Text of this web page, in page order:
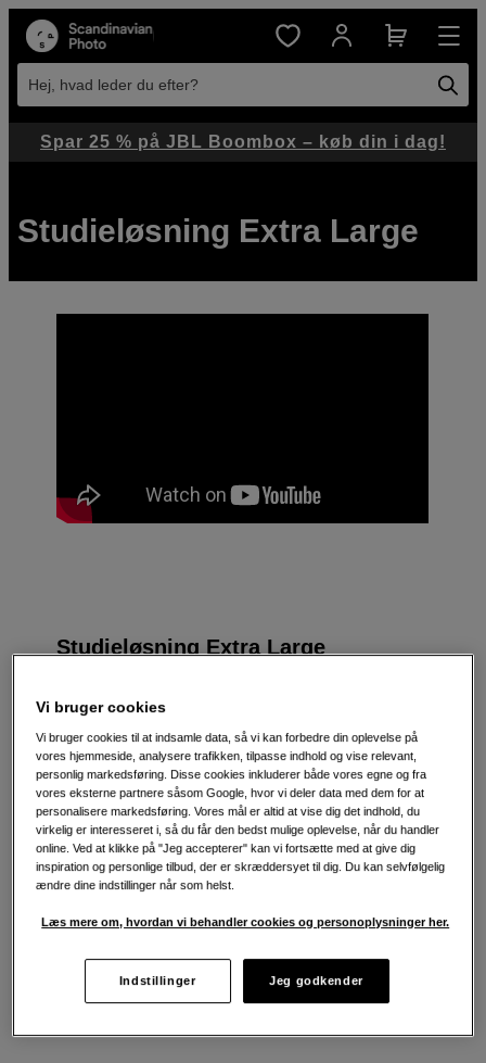
Hej, hvad leder du efter?
Studieløsning Extra Large
Studieløsning Extra Large
Vores største og mest avancerede løsning til
professionelle produktioner. Den giver dig
kameraer i verdensklasse, belysning designet til
større rum og intercom til problemfri
kommunikation mellem produktionsteamet og de
personer, der er i optagelsen - alt det, du har
brug for, for at give dig de bedst mulige
betingelser for en vellykket produktion.
Ud over denne studioløsning har vi også flere
Hvis du har specifikke krav, kan vi også
behov.
Spar 25 % på JBL Boombox – køb din i dag!
Vi bruger cookies
Vi bruger cookies til at indsamle data, så vi kan forbedre din oplevelse på
vores hjemmeside, analysere trafikken, tilpasse indhold og vise relevant,
personlig markedsføring. Disse cookies inkluderer både vores egne og fra
vores eksterne partnere såsom Google, hvor vi deler data med dem for at
personalisere markedsføring. Vores mål er altid at vise dig det indhold, du
virkelig er interesseret i, så du får den bedst mulige oplevelse, når du handler
online. Ved at klikke på "Jeg accepterer" kan vi fortsætte med at give dig
inspiration og personlige tilbud, der er skræddersyet til dig. Du kan selvfølgelig
ændre dine indstillinger når som helst.
Læs mere om, hvordan vi behandler cookies og personoplysninger her.
Indstillinger Jeg godkender